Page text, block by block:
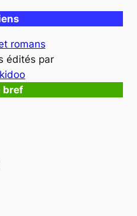
romans
édités par
bref